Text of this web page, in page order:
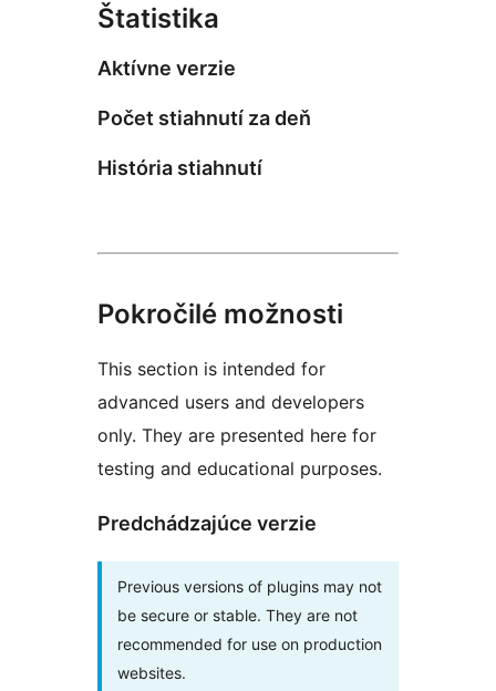
Štatistika
Aktívne verzie
Počet stiahnutí za deň
História stiahnutí
Pokročilé možnosti
This section is intended for
advanced users and developers
only. They are presented here for
testing and educational purposes.
Predchádzajúce verzie
Previous versions of plugins may not
be secure or stable. They are not
recommended for use on production
websites.